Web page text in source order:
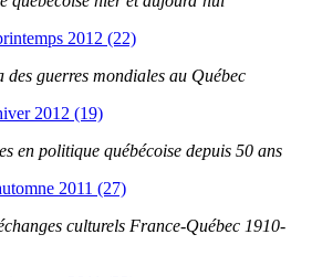
2012 (22)
des guerres mondiales au Québec
2012 (19)
en politique québécoise depuis 50 ans
2011 (27)
culturels France-Québec 1910-